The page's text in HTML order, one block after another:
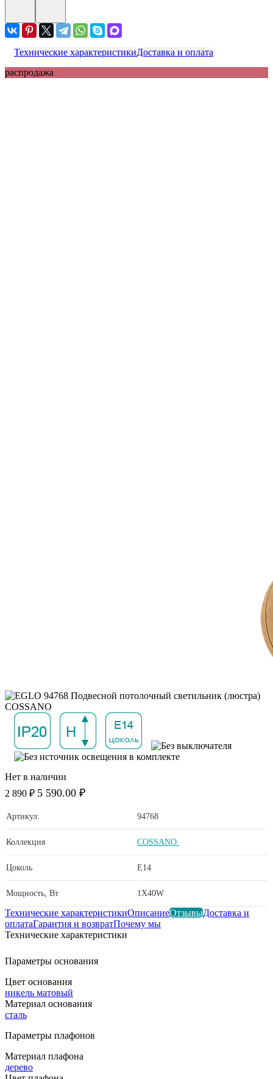
Технические характеристикиДоставка и оплата
распродажа
Нет в наличии
2 890 ₽ 5 590.00 ₽
Артикул: 94768
Коллекция COSSANO
Цоколь E14
Мощность, Вт 1X40W
Технические характеристикиОписаниеОтзывыДоставка и
оплатаГарантия и возвратПочему мы
Технические характеристики
Параметры основания
Цвет основания
никель матовый
Материал основания
сталь
Параметры плафонов
Материал плафона
дерево